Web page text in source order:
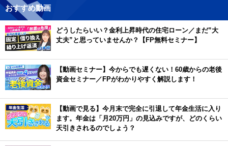
おすすめ動画
どうしたらいい？金利上昇時代の住宅ローン／まだ”大
丈夫”と思っていませんか？【FP無料セミナー】
【動画セミナー】今からでも遅くない！60歳からの老後
資金セミナー／FPがわかりやすく解説します！
【動画で見る】今月末で完全に引退して年金生活に入り
ます。年金は「月20万円」の見込みですが、どのくらい
天引きされるのでしょう？